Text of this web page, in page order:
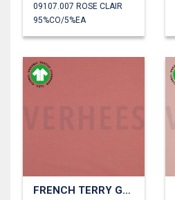
09107.007 ROSE CLAIR
95%CO/5%EA
FRENCH TERRY GOTS